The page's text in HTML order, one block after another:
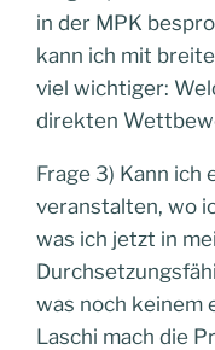
in der MPK
kann ich mit
viel wichtiger:
direkten
Frage 3) Kann ich
veranstalten, wo
was ich jetzt in
was noch keinem
Laschi mach die